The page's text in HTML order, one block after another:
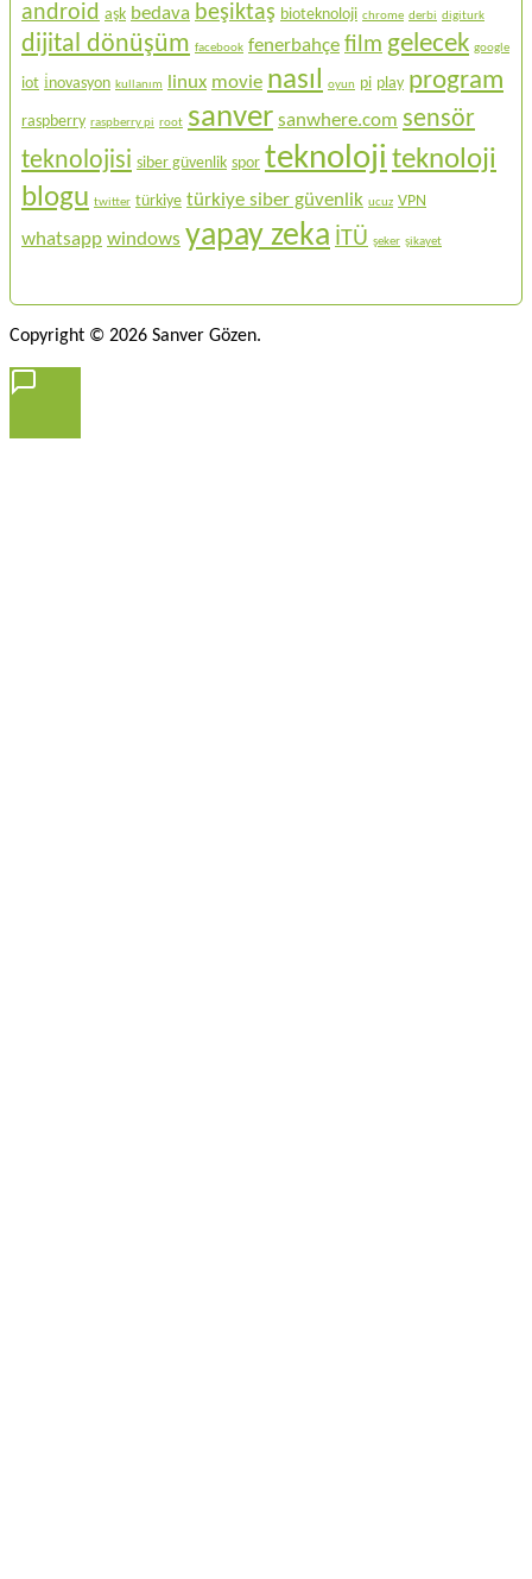
android aşk bedava beşiktaş bioteknoloji chrome derbi digiturk
dijital dönüşüm facebook fenerbahçe film gelecek google
iot i̇novasyon kullanım linux movie nasıl oyun pi play program
raspberry raspberry pi root sanver sanwhere.com sensör
teknolojisi siber güvenlik spor teknoloji teknoloji
blogu twitter türkiye türkiye siber güvenlik ucuz VPN
whatsapp windows yapay zeka İTÜ şeker şikayet
Copyright © 2026 Sanver Gözen.